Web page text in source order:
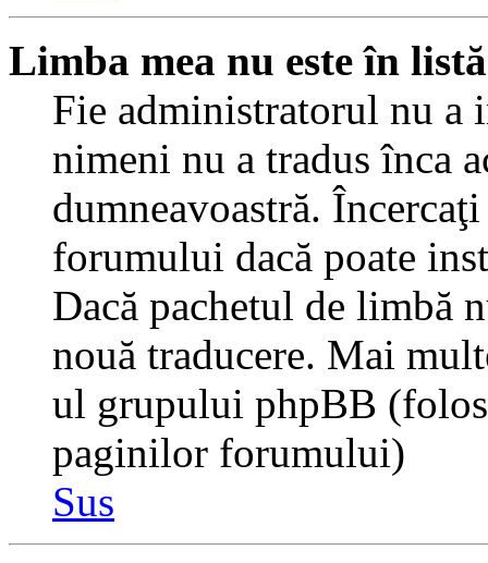
Limba mea nu este în
Fie administratorul nu a
nimeni nu a tradus înca
dumneavoastră.
forumului dacă poate
Dacă pachetul de limbă
nouă traducere. Mai
ul grupului phpBB
paginilor forumului)
Sus